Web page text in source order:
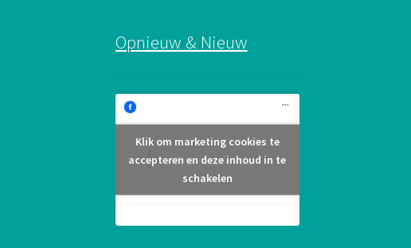
Opnieuw & Nieuw
Opnieuw & Nieuw
Klik om marketing cookies te
accepteren en deze inhoud in te
schakelen